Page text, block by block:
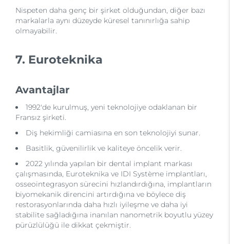
Nispeten daha genç bir şirket olduğundan, diğer bazı
markalarla aynı düzeyde küresel tanınırlığa sahip
olmayabilir.
7. Euroteknika
Avantajlar
1992'de kurulmuş, yeni teknolojiye odaklanan bir
Fransız şirketi.
Diş hekimliği camiasına en son teknolojiyi sunar.
Basitlik, güvenilirlik ve kaliteye öncelik verir.
2022 yılında yapılan bir dental implant markası
çalışmasında, Euroteknika ve IDI Système implantları,
osseointegrasyon sürecini hızlandırdığına, implantların
biyomekanik direncini artırdığına ve böylece diş
restorasyonlarında daha hızlı iyileşme ve daha iyi
stabilite sağladığına inanılan nanometrik boyutlu yüzey
pürüzlülüğü ile dikkat çekmiştir.